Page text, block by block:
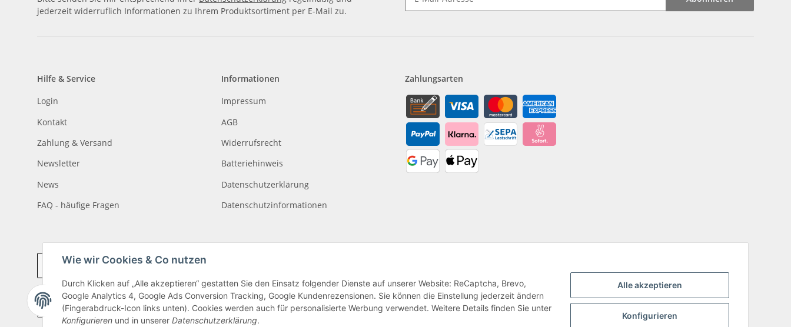
Alle akzeptieren
Konfigurieren
Wie wir Cookies & Co nutzen
Durch Klicken auf „Alle akzeptieren“ gestatten Sie den Einsatz folgender Dienste auf unserer Website: ReCaptcha, Brevo,
Google Analytics 4, Google Ads Conversion Tracking, Google Kundenrezensionen. Sie können die Einstellung jederzeit ändern
(Fingerabdruck-Icon links unten). Cookies werden auch für personalisierte Werbung verwendet. Weitere Details finden Sie unter
Konfigurieren und in unserer Datenschutzerklärung.
jederzeit widerruflich Informationen zu Ihrem Produktsortiment per E-Mail zu.
Hilfe & Service
Login
Kontakt
Zahlung & Versand
Newsletter
News
FAQ - häufige Fragen
Informationen
Impressum
AGB
Widerrufsrecht
Batteriehinweis
Datenschutzerklärung
Datenschutzinformationen
Zahlungsarten
Vertrag widerrufen